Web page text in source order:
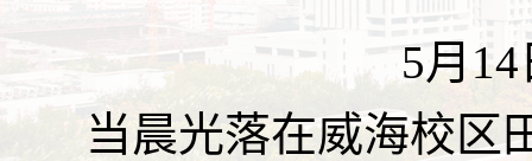
5月
当晨光落在威海校区